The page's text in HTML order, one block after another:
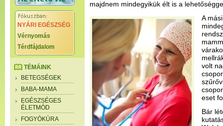
NYÁRI EGÉSZSÉG
Vérnyomás
Térdfájdalom
TÉMÁINK
BETEGSÉGEK
BABA-MAMA
EGÉSZSÉGES
ÉLETMÓD
FOGYÓKÚRA
majdnem mindegyikük élt is a
A
volt
eset
Bár